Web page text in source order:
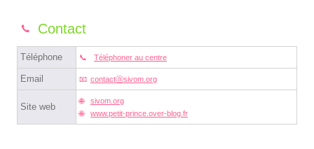
Contact
Téléphone Téléphoner au centre
Email contactⓐsivom.org
Site web
sivom.org
www.petit-prince.over-blog.fr